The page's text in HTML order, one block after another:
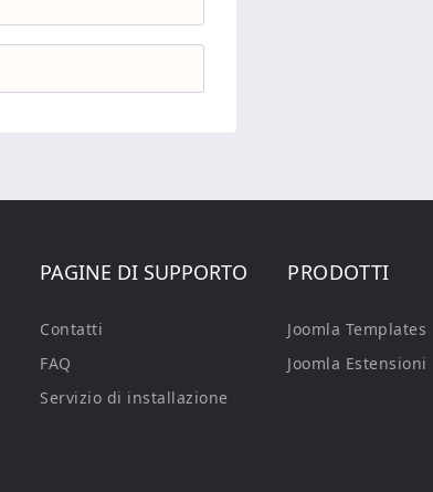
PAGINE DI SUPPORTO
Contatti
FAQ
Servizio di installazione
PRODOTTI
Joomla Templates
Joomla Estensioni